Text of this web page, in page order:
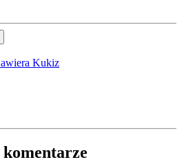
Kukiz
komentarze